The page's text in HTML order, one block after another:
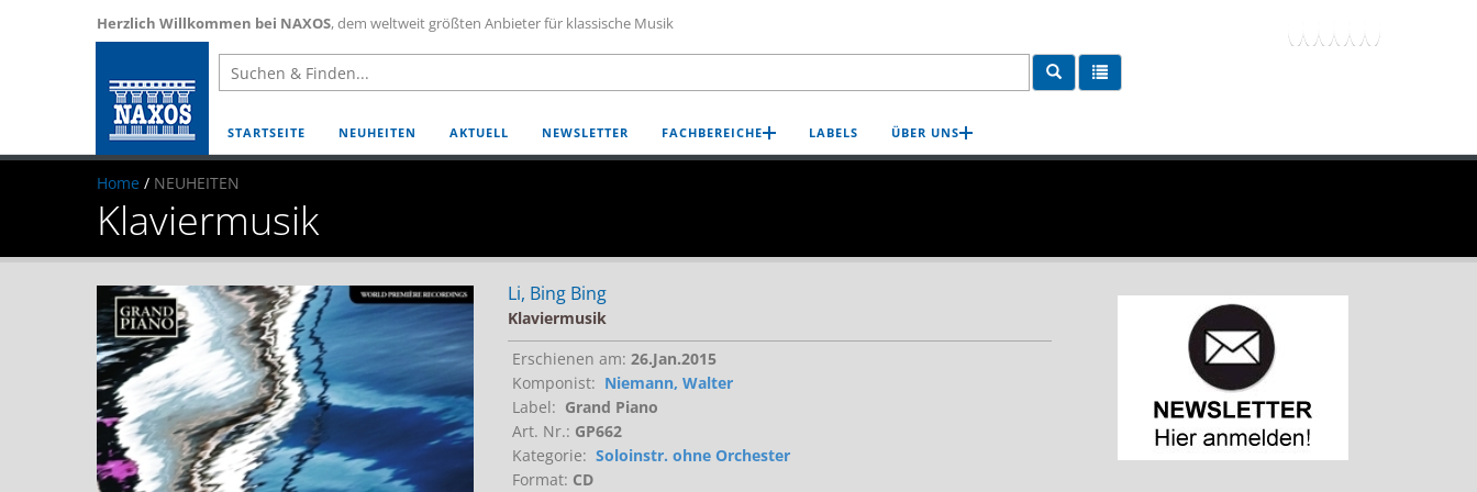
Herzlich Willkommen bei NAXOS, dem weltweit größten Anbieter für klassische Musik
STARTSEITE NEUHEITEN AKTUELL NEWSLETTER FACHBEREICHE LABELS ÜBER UNS
Home / NEUHEITEN
Klaviermusik
Li, Bing Bing
Klaviermusik
Erschienen am: 26.Jan.2015
Komponist: Niemann, Walter
Label: Grand Piano
Art. Nr.: GP662
Kategorie: Soloinstr. ohne Orchester
Format: CD